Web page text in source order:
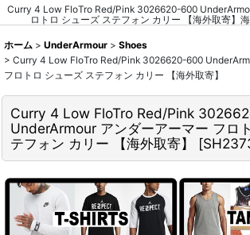
Curry 4 Low FloTro Red/Pink 3026620-600
ロトロ シューズ ステフォン カリー 【海外取寄】
ホーム > UnderArmour > Shoes
> Curry 4 Low FloTro Red/Pink 3026620-600
フロトロ シューズ ステフォン カリー 【海外取寄】
Curry 4 Low FloTro Red/Pink
UnderArmour アンダーアーマー フロ
テフォン カリー 【海外取寄】
[